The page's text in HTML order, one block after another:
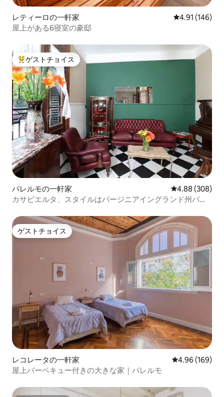
レティーロの一軒家 レビュー146
4.91 (146)
屋上がある6寝室の豪邸
大好評のゲストチョイスです。
ゲストチョイス
パレルモの一軒家 レビュー308
4.88 (308)
カサビエルタ、スタイルはバージニアイングランド州パレ
ゲストチョイス
ゲストチョイス
レコレータの一軒家 レビュー169
4.96 (169)
屋上バーベキュー付きの大きな家｜パレルモ